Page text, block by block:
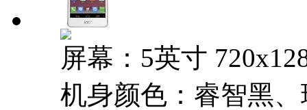
屏幕：5英寸
机身颜色：睿智黑